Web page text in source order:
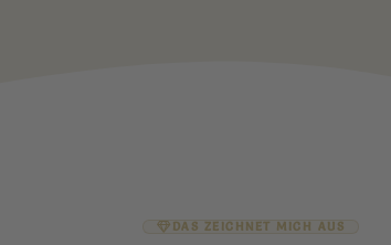
DAS ZEICHNET MICH AUS